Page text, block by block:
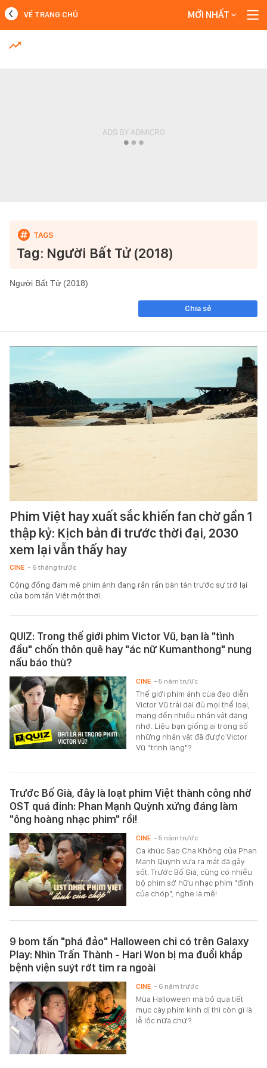
MỚI NHẤT
VỀ TRANG CHỦ MỚI NHẤT
Tag: Người Bất Tử (2018)
Người Bất Tử (2018)
Chia sẻ
Phim Việt hay xuất sắc khiến fan chờ gần 1
thập kỷ: Kịch bản đi trước thời đại, 2030
xem lại vẫn thấy hay
CINE - 6 tháng trước
Cộng đồng đam mê phim ảnh đang rần rần bàn tán trước sự trở lại
của bom tấn Việt một thời.
QUIZ: Trong thế giới phim Victor Vũ, bạn là "tình
đầu" chốn thôn quê hay "ác nữ Kumanthong" nung
nấu báo thù?
Thế giới phim ảnh của đạo diễn
Victor Vũ trải dài đủ mọi thể loại,
mang đến nhiều nhân vật đáng
nhớ. Liệu bạn giống ai trong số
những nhân vật đã được Victor
Vũ "trình làng"?
CINE - 5 năm trước
Trước Bố Già, đây là loạt phim Việt thành công nhờ
OST quá đỉnh: Phan Mạnh Quỳnh xứng đáng làm
"ông hoàng nhạc phim" rồi!
Ca khúc Sao Cha Không của Phan
Mạnh Quỳnh vừa ra mắt đã gây
sốt. Trước Bố Già, cũng có nhiều
bộ phim sở hữu nhạc phim "đỉnh
của chóp", nghe là mê!
CINE - 5 năm trước
9 bom tấn "phá đảo" Halloween chỉ có trên Galaxy
Play: Nhìn Trấn Thành - Hari Won bị ma đuổi khắp
bệnh viện suýt rớt tim ra ngoài
Mùa Halloween mà bỏ qua tiết
mục cày phim kinh dị thì còn gì là
lễ lộc nữa chứ?
CINE - 6 năm trước